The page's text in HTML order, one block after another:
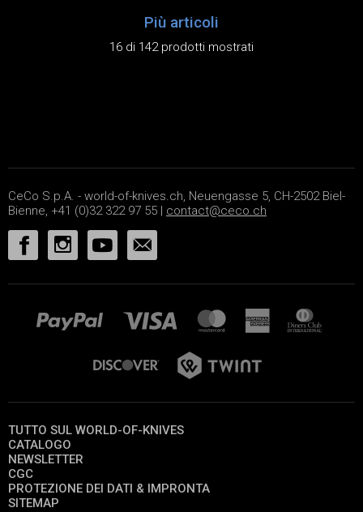
Più articoli
16 di 142 prodotti mostrati
CeCo S.p.A. - world-of-knives.ch, Neuengasse 5, CH-2502 Biel-
Bienne, +41 (0)32 322 97 55 | contact@ceco.ch
TUTTO SUL WORLD-OF-KNIVES
CATALOGO
NEWSLETTER
CGC
PROTEZIONE DEI DATI & IMPRONTA
SITEMAP